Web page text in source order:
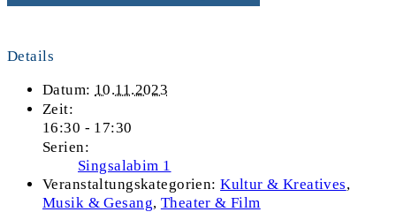
Details
Datum: 10.11.2023
Zeit:
16:30 - 17:30
Serien:
Singsalabim 1
Veranstaltungskategorien: Kultur & Kreatives,
Musik & Gesang, Theater & Film